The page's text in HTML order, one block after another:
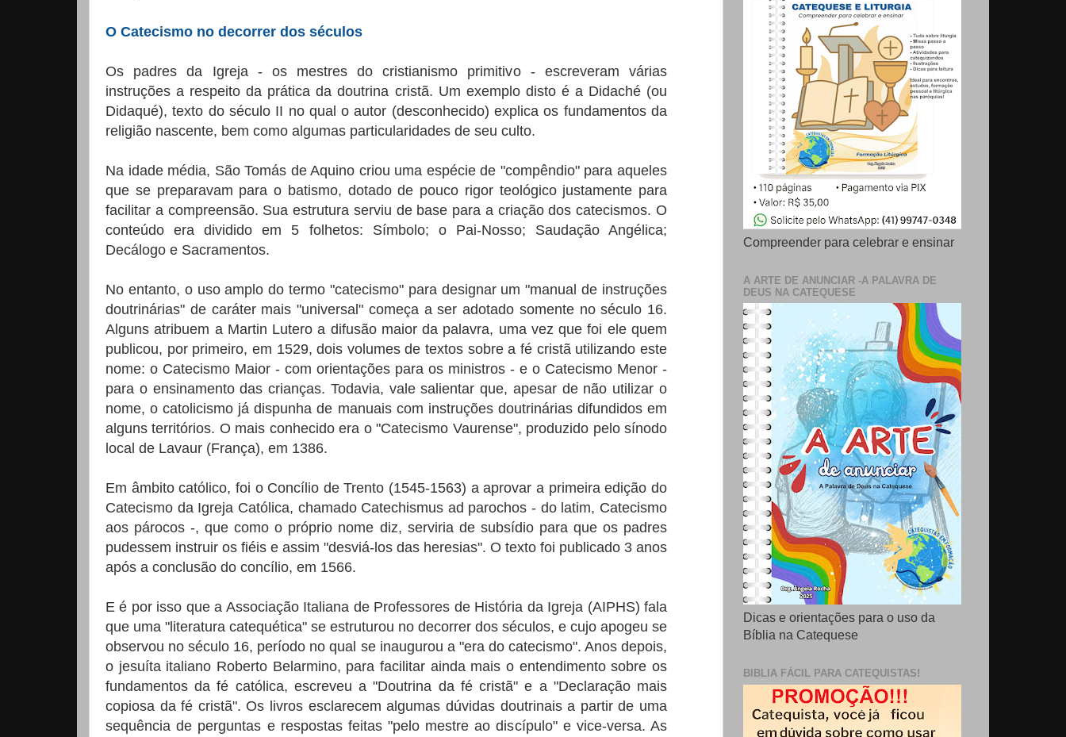
O Catecismo no decorrer dos séculos
Os padres da Igreja - os mestres do cristianismo primitivo - escreveram várias
instruções a respeito da prática da doutrina cristã. Um exemplo disto é a Didaché (ou
Didaqué), texto do século II no qual o autor (desconhecido) explica os fundamentos da
religião nascente, bem como algumas particularidades de seu culto.
Na idade média, São Tomás de Aquino criou uma espécie de "compêndio" para aqueles
que se preparavam para o batismo, dotado de pouco rigor teológico justamente para
facilitar a compreensão. Sua estrutura serviu de base para a criação dos catecismos. O
conteúdo era dividido em 5 folhetos: Símbolo; o Pai-Nosso; Saudação Angélica;
Decálogo e Sacramentos.
No entanto, o uso amplo do termo "catecismo" para designar um "manual de instruções
doutrinárias" de caráter mais "universal" começa a ser adotado somente no século 16.
Alguns atribuem a Martin Lutero a difusão maior da palavra, uma vez que foi ele quem
publicou, por primeiro, em 1529, dois volumes de textos sobre a fé cristã utilizando este
nome: o Catecismo Maior - com orientações para os ministros - e o Catecismo Menor -
para o ensinamento das crianças. Todavia, vale salientar que, apesar de não utilizar o
nome, o catolicismo já dispunha de manuais com instruções doutrinárias difundidos em
alguns territórios. O mais conhecido era o "Catecismo Vaurense", produzido pelo sínodo
local de Lavaur (França), em 1386.
Em âmbito católico, foi o Concílio de Trento (1545-1563) a aprovar a primeira edição do
Catecismo da Igreja Católica, chamado Catechismus ad parochos - do latim, Catecismo
aos párocos -, que como o próprio nome diz, serviria de subsídio para que os padres
pudessem instruir os fiéis e assim "desviá-los das heresias". O texto foi publicado 3 anos
após a conclusão do concílio, em 1566.
E é por isso que a Associação Italiana de Professores de História da Igreja (AIPHS) fala
que uma "literatura catequética" se estruturou no decorrer dos séculos, e cujo apogeu se
observou no século 16, período no qual se inaugurou a "era do catecismo". Anos depois,
o jesuíta italiano Roberto Belarmino, para facilitar ainda mais o entendimento sobre os
fundamentos da fé católica, escreveu a "Doutrina da fé cristã" e a "Declaração mais
copiosa da fé cristã". Os livros esclarecem algumas dúvidas doutrinais a partir de uma
sequência de perguntas e respostas feitas "pelo mestre ao discípulo" e vice-versa. As
Compreender para celebrar e ensinar
A ARTE DE ANUNCIAR -A PALAVRA DE
DEUS NA CATEQUESE
Dicas e orientações para o uso da
Bíblia na Catequese
BIBLIA FÁCIL PARA CATEQUISTAS!